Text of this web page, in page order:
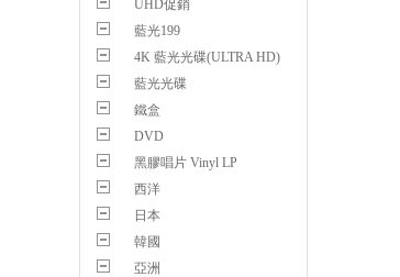
UHD促銷
藍光199
4K 藍光光碟(ULTRA HD)
藍光光碟
鐵盒
DVD
黑膠唱片 Vinyl LP
西洋
日本
韓國
亞洲